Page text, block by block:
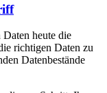
heute die
richtigen Daten zu
Datenbestände